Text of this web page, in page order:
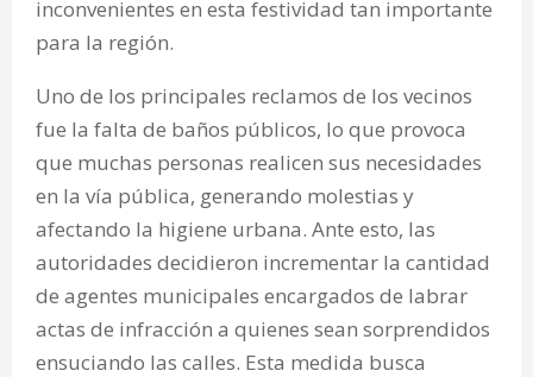
inconvenientes en esta festividad tan importante
para la región.
Uno de los principales reclamos de los vecinos
fue la falta de baños públicos, lo que provoca
que muchas personas realicen sus necesidades
en la vía pública, generando molestias y
afectando la higiene urbana. Ante esto, las
autoridades decidieron incrementar la cantidad
de agentes municipales encargados de labrar
actas de infracción a quienes sean sorprendidos
ensuciando las calles. Esta medida busca